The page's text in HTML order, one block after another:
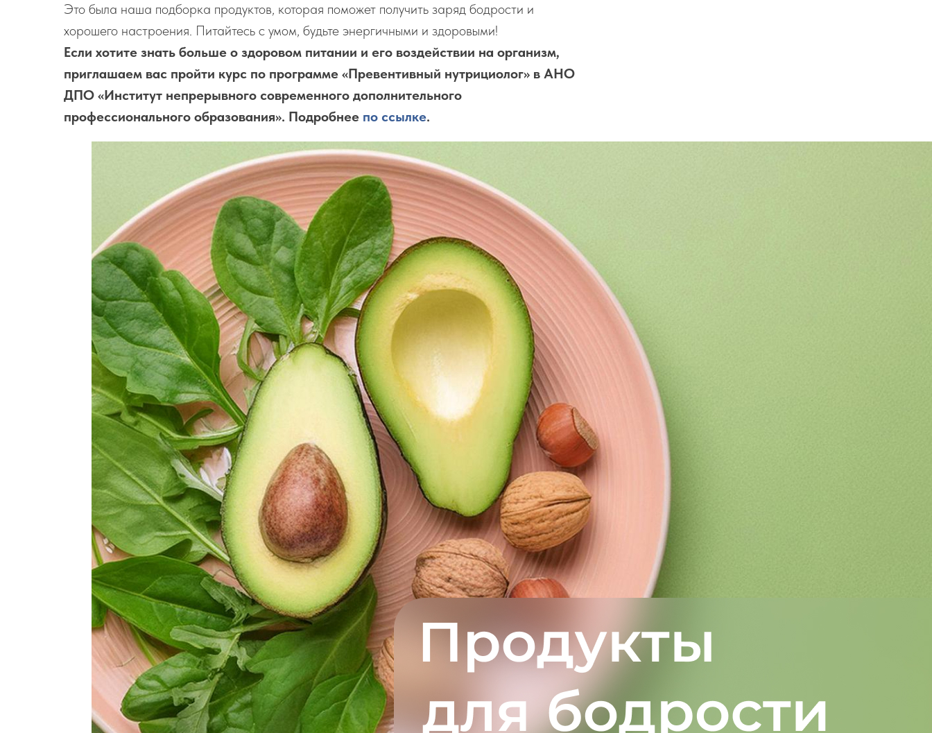
Это была наша подборка продуктов, которая поможет получить заряд бодрости и
хорошего настроения. Питайтесь с умом, будьте энергичными и здоровыми!
Если хотите знать больше о здоровом питании и его воздействии на организм,
приглашаем вас пройти курс по программе «Превентивный нутрициолог» в АНО
ДПО «Институт непрерывного современного дополнительного
профессионального образования». Подробнее по ссылке.